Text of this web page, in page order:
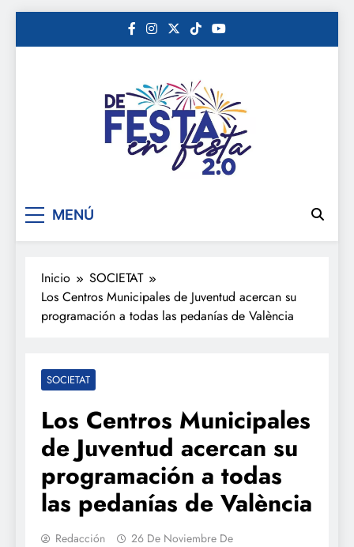
De festa en festa 2.0
MENÚ
Inicio
SOCIETAT
Los Centros Municipales de Juventud acercan su
programación a todas las pedanías de València
SOCIETAT
Los Centros Municipales
de Juventud acercan su
programación a todas
las pedanías de València
Redacción
26 De Noviembre De